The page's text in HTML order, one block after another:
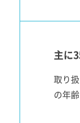
主に
取り
の年